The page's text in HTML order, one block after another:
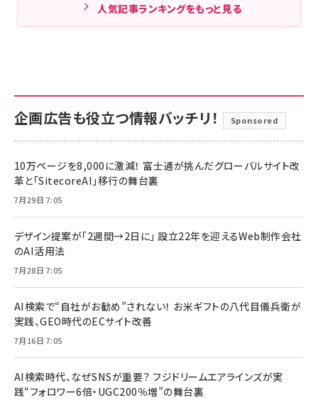
人気記事ランキングをもっと見る
企画広告も役立つ情報バッチリ！ Sponsored
10万ページを8,000に激減！ 富士通が挑んだグローバルサイト改
革と「SitecoreAI」移行の舞台裏
7月29日 7:05
デザイン提案が「2週間→2日に」 設立22年を迎えるWeb制作会社
のAI活用法
7月28日 7:05
AI検索で“自社がお勧め”されない！ お米ギフトの八代目儀兵衛が
実践、GEO時代のECサイト改善
7月16日 7:05
AI検索時代、なぜSNSが重要？ フジドリームエアラインズが実
践“フォロワー6倍・UGC200％増”の舞台裏